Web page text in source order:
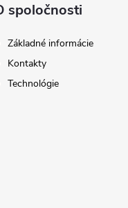
spoločnosti
Základné informácie
Kontakty
Technológie